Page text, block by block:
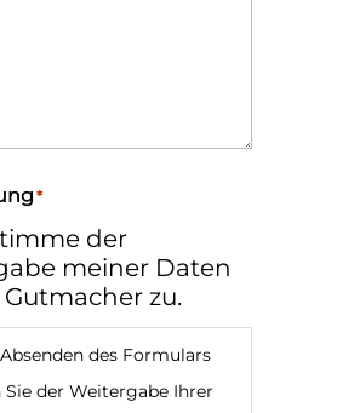
*
der
meiner Daten
zu.
des Formulars
der Weitergabe Ihrer